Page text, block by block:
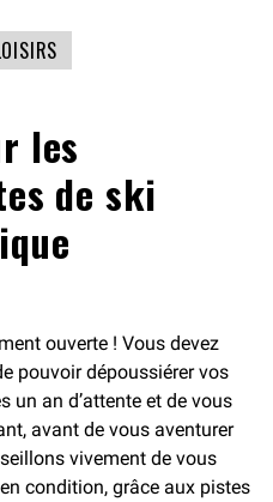
les
de ski
ouverte ! Vous devez
pouvoir dépoussiérer vos
un an d’attente et de vous
avant de vous aventurer
vivement de vous
condition, grâce aux pistes